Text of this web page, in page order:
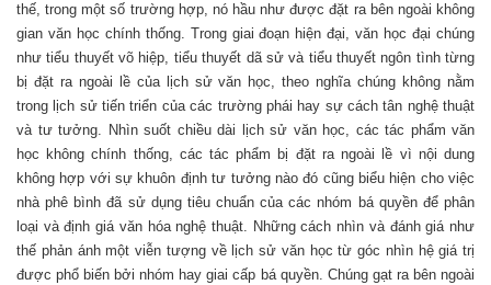
thế, trong một số trường hợp, nó hầu như được đặt ra bên ngoài không
gian văn học chính thống. Trong giai đoạn hiện đại, văn học đại chúng
như tiểu thuyết võ hiệp, tiểu thuyết dã sử và tiểu thuyết ngôn tình từng
bị đặt ra ngoài lề của lịch sử văn học, theo nghĩa chúng không nằm
trong lịch sử tiến triển của các trường phái hay sự cách tân nghệ thuật
và tư tưởng. Nhìn suốt chiều dài lịch sử văn học, các tác phẩm văn
học không chính thống, các tác phẩm bị đặt ra ngoài lề vì nội dung
không hợp với sự khuôn định tư tưởng nào đó cũng biểu hiện cho việc
nhà phê bình đã sử dụng tiêu chuẩn của các nhóm bá quyền để phân
loại và định giá văn hóa nghệ thuật. Những cách nhìn và đánh giá như
thế phản ánh một viễn tượng về lịch sử văn học từ góc nhìn hệ giá trị
được phổ biến bởi nhóm hay giai cấp bá quyền. Chúng gạt ra bên ngoài